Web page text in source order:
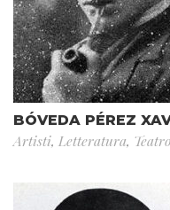
BÓVEDA PÉREZ
Artisti, Letteratura, Teatro